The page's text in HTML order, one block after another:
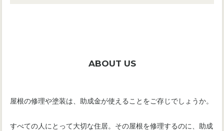
ABOUT US
屋根の修理や塗装は、助成金が使えることをご存じでしょうか。
すべての人にとって大切な住居。その屋根を修理するのに、助成